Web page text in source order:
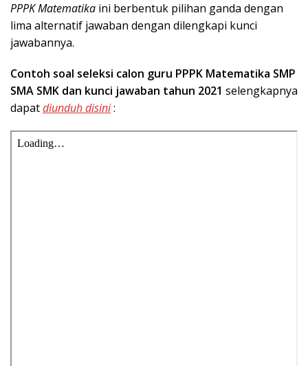
PPPK Matematika ini berbentuk pilihan ganda dengan
lima alternatif jawaban dengan dilengkapi kunci
jawabannya.
Contoh soal seleksi calon guru PPPK Matematika SMP
SMA SMK dan kunci jawaban tahun 2021 selengkapnya
dapatdiunduh disini: